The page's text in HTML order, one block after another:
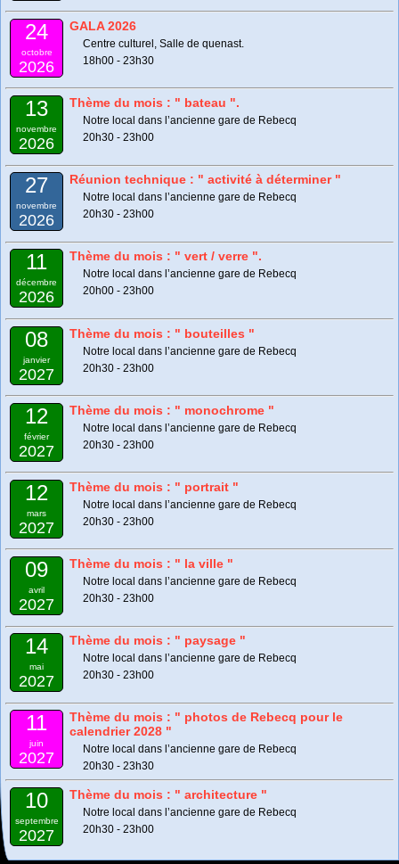
24
octobre
2026
GALA 2026
Centre culturel, Salle de quenast.
18h00 - 23h30
13
novembre
2026
Thème du mois : " bateau ".
Notre local dans l’ancienne gare de Rebecq
20h30 - 23h00
27
novembre
2026
Réunion technique : " activité à déterminer "
Notre local dans l’ancienne gare de Rebecq
20h30 - 23h00
11
décembre
2026
Thème du mois : " vert / verre ".
Notre local dans l’ancienne gare de Rebecq
20h00 - 23h00
08
janvier
2027
Thème du mois : " bouteilles "
Notre local dans l’ancienne gare de Rebecq
20h30 - 23h00
12
février
2027
Thème du mois : " monochrome "
Notre local dans l’ancienne gare de Rebecq
20h30 - 23h00
12
mars
2027
Thème du mois : " portrait "
Notre local dans l’ancienne gare de Rebecq
20h30 - 23h00
09
avril
2027
Thème du mois : " la ville "
Notre local dans l’ancienne gare de Rebecq
20h30 - 23h00
14
mai
2027
Thème du mois : " paysage "
Notre local dans l’ancienne gare de Rebecq
20h30 - 23h00
11
juin
2027
Thème du mois : " photos de Rebecq pour le
calendrier 2028 "
Notre local dans l’ancienne gare de Rebecq
20h30 - 23h30
10
septembre
2027
Thème du mois : " architecture "
Notre local dans l’ancienne gare de Rebecq
20h30 - 23h00